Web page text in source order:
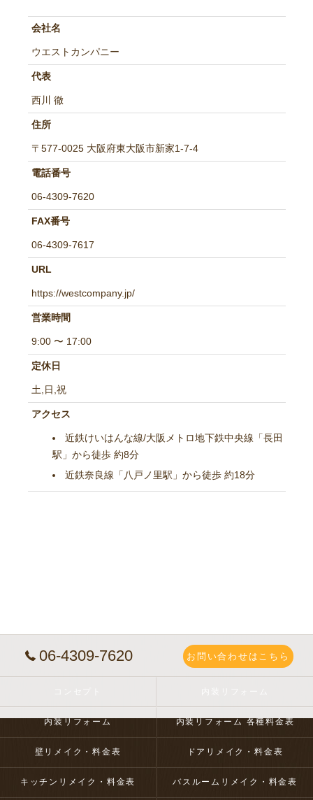
会社名
ウエストカンパニー
代表
西川 徹
住所
〒577-0025 大阪府東大阪市新家1-7-4
電話番号
06-4309-7620
FAX番号
06-4309-7617
URL
https://westcompany.jp/
営業時間
9:00 〜 17:00
定休日
土,日,祝
アクセス
近鉄けいはんな線/大阪メトロ地下鉄中央線「長田
駅」から徒歩 約8分
近鉄奈良線「八戸ノ里駅」から徒歩 約18分
06-4309-7620 お問い合わせはこちら
内装リフォーム 内装リフォーム 各種料金表
壁リメイク・料金表 ドアリメイク・料金表
キッチンリメイク・料金表 バスルームリメイク・料金表